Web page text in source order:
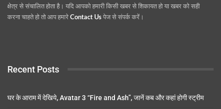
क्षेत्र से संचालित होता है। यदि आपको हमारी किसी खबर से शिकायत हो या खबर को सही
करना चाहते हो तो आप हमारेContact Usपेज से संपर्क करें।
Recent Posts
घर के आराम में देखिये, Avatar 3 “Fire and Ash”, जानें कब और कहां होगी स्ट्रीम